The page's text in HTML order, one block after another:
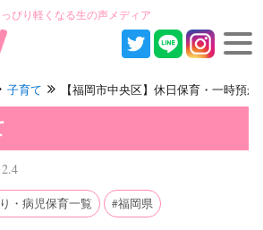
ぴり軽くなる生の声メディア
子育て 【福岡市中央区】休日保育・一時預
・病児保育一覧 福岡県